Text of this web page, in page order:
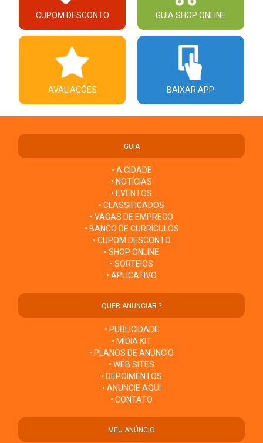
CUPOM DESCONTO GUIA SHOP ONLINE
AVALIAÇÕES BAIXAR APP
GUIA
• A CIDADE
• NOTÍCIAS
• EVENTOS
• CLASSIFICADOS
• VAGAS DE EMPREGO
• BANCO DE CURRÍCULOS
• CUPOM DESCONTO
• SHOP ONLINE
• SORTEIOS
• APLICATIVO
QUER ANUNCIAR ?
• PUBLICIDADE
• MÍDIA KIT
• PLANOS DE ANÚNCIO
• WEB SITES
• DEPOIMENTOS
• ANUNCIE AQUI
• CONTATO
MEU ANÚNCIO